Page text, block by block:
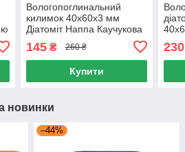
Вологопоглинальний
килимок 40х60х3 мм
Діатоміт Наппа Каучукова
килимок Антиковзний
145₴ 260 ₴
Купити
230
новинки
–44%